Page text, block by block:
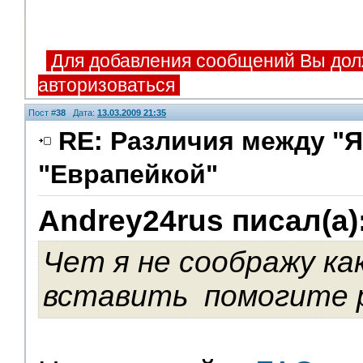
Для добавления сообщений Вы
авторизоваться
Пост #38 Дата: 13.03.2009 21:35
RE: Различия между
"Еврапейкой"
Andrey24rus
Чет я не соображу
вставить помогите
Администрация